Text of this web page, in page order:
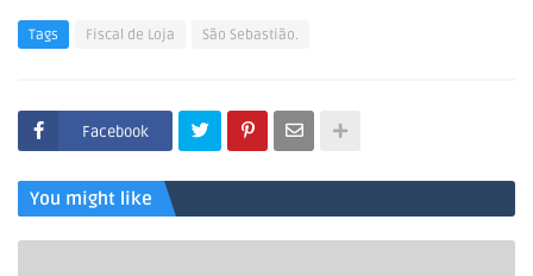
Tags Fiscal de Loja São Sebastião.
Facebook
You might like